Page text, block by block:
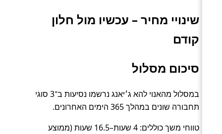
שינויי מחיר – עכשיו מול חלון
קודם
סיכום מסלול
במסלול מהאנוי להא ג׳יאנג נרשמו נסיעות ב־3 סוגי
תחבורה שונים במהלך 365 הימים האחרונים.
טווחי משך כוללים: 4 שעות–16.5 שעות (ממוצע